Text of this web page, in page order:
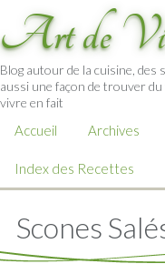
Art de
Blog autour de la cuisine, des
aussi une façon de trouver
vivre en fait
Accueil Archives
Index des Recettes
Scones